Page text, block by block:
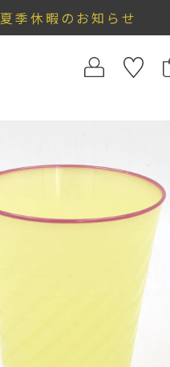
夏季休暇のお知らせ